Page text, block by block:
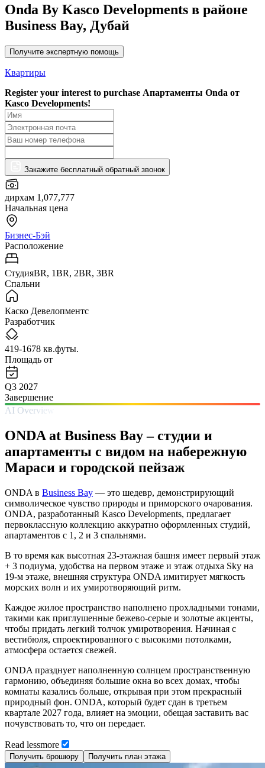
Onda By Kasco Developments в районе
Business Bay, Дубай
Получите экспертную помощь
Квартиры
Register your interest to purchase Апартаменты Onda от
Kasco Developments!
Закажите бесплатный обратный звонок
дирхам 1,077,777
Начальная цена
Бизнес-Бэй
Расположение
СтудияBR, 1BR, 2BR, 3BR
Спальни
Каско Девелопментс
Разработчик
419-1678 кв.футы.
Площадь от
Q3 2027
Завершение
AI Overview
ONDA at Business Bay – студии и
апартаменты с видом на набережную
Мараси и городской пейзаж
ONDA в Business Bay — это шедевр, демонстрирующий
символическое чувство природы и приморского очарования.
ONDA, разработанный Kasco Developments, предлагает
первоклассную коллекцию аккуратно оформленных студий,
апартаментов с 1, 2 и 3 спальнями.
В то время как высотная 23-этажная башня имеет первый этаж
+ 3 подиума, удобства на первом этаже и этаж отдыха Sky на
19-м этаже, внешняя структура ONDA имитирует мягкость
морских волн и их умиротворяющий ритм.
Каждое жилое пространство наполнено прохладными тонами,
такими как приглушенные бежево-серые и золотые акценты,
чтобы придать легкий толчок умиротворения. Начиная с
вестибюля, спроектированного с высокими потолками,
атмосфера остается свежей.
ONDA празднует наполненную солнцем пространственную
гармонию, объединяя большие окна во всех домах, чтобы
комнаты казались больше, открывая при этом прекрасный
природный фон. ONDA, который будет сдан в третьем
квартале 2027 года, влияет на эмоции, обещая заставить вас
почувствовать то, что он передает.
Read lessmore
Получить брошюру Получить план этажа